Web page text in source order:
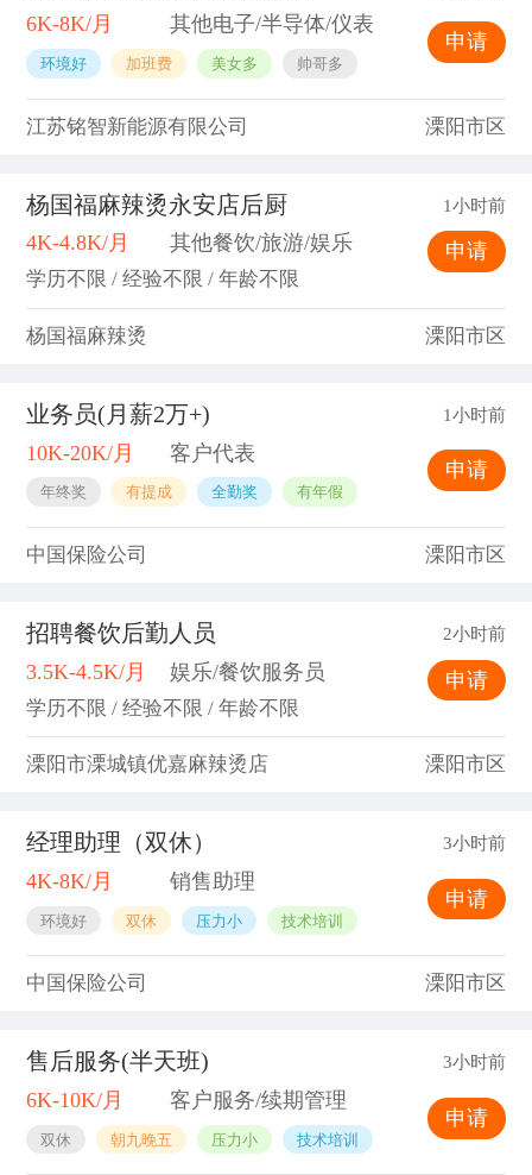
6K-8K/月 其他电子/半导体/仪表
环境好 加班费 美女多 帅哥多
申请
江苏铭智新能源有限公司 溧阳市区
杨国福麻辣烫永安店后厨 1小时前
4K-4.8K/月 其他餐饮/旅游/娱乐
学历不限 / 经验不限 / 年龄不限
申请
杨国福麻辣烫 溧阳市区
业务员(月薪2万+) 1小时前
10K-20K/月 客户代表
年终奖 有提成 全勤奖 有年假
申请
中国保险公司 溧阳市区
招聘餐饮后勤人员 2小时前
3.5K-4.5K/月 娱乐/餐饮服务员
学历不限 / 经验不限 / 年龄不限
申请
溧阳市溧城镇优嘉麻辣烫店 溧阳市区
经理助理（双休） 3小时前
4K-8K/月 销售助理
环境好 双休 压力小 技术培训
申请
中国保险公司 溧阳市区
售后服务(半天班) 3小时前
6K-10K/月 客户服务/续期管理
双休 朝九晚五 压力小 技术培训
申请